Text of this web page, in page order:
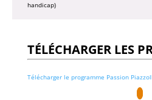
handicap)
TÉLÉCHARGER LES
Télécharger le programme Passion